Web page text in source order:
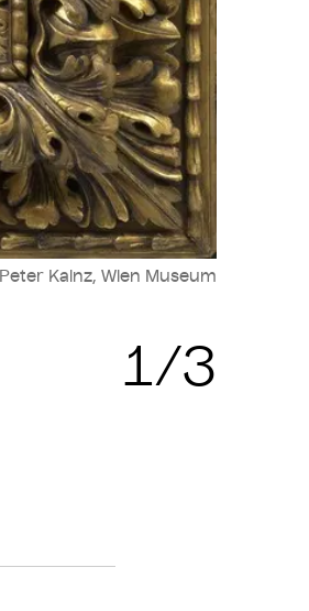
1/3
Kainz, Wien Museum